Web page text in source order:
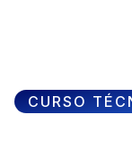
CURSO